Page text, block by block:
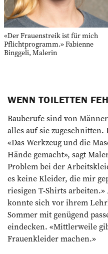
«Der Frauenstreik ist für mich
Pflichtprogramm.» Fabienne
Binggeli, Malerin
WENN TOILETTEN
Bauberufe sind von
alles auf sie
«Das Werkzeug und die
Hände gemacht», sagt
Problem bei der
es keine Kleider, die mir
riesigen T-Shirts
konnte sich vor ihrem
Sommer mit genügend
eindecken. «Mittlerweile
Frauenkleider machen.»